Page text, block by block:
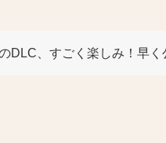
DLC、すごく楽しみ！早